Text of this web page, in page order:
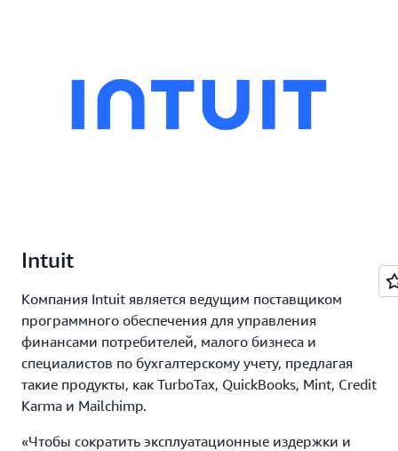
Intuit
Компания Intuit является ведущим поставщиком
программного обеспечения для управления
финансами потребителей, малого бизнеса и
специалистов по бухгалтерскому учету, предлагая
такие продукты, как TurboTax, QuickBooks, Mint, Credit
Karma и Mailchimp.
«Чтобы сократить эксплуатационные издержки и